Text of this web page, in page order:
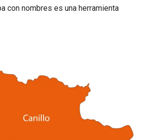
con nombres es una herramienta